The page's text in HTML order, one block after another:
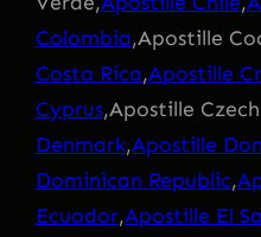
Colombia,Apostille
Costa Rica,Apostille
Cyprus,Apostille
Denmark,Apostille
Dominican Republic,
Ecuador,Apostille El